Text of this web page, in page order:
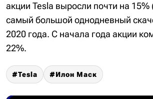
акции Tesla выросли почти на 15%
самый большой однодневный
2020 года. С начала года акции
22%.
Tesla Илон Маск